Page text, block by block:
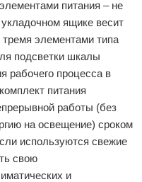
питания – не
ящике весит
тремя элементами типа
подсветки шкалы
рабочего процесса в
питания
работы (без
на освещение) сроком
используются свежие
свою
и